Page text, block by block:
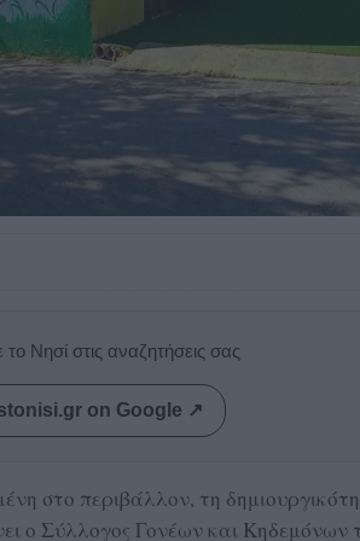
Νησί στις αναζητήσεις σας
on Google ↗
στο περιβάλλον, τη
ο Σύλλογος Γονέων και Κηδεμόνων